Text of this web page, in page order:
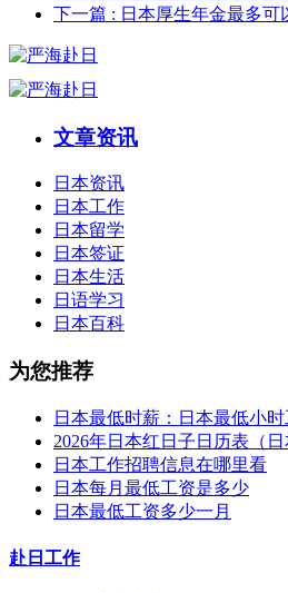
下一篇 : 日本厚生年金最多可
文章资讯
日本资讯
日本工作
日本留学
日本签证
日本生活
日语学习
日本百科
为您推荐
日本最低时薪：日本最低小
2026年日本红日子日历表（
日本工作招聘信息在哪里看
日本每月最低工资是多少
日本最低工资多少一月
赴日工作